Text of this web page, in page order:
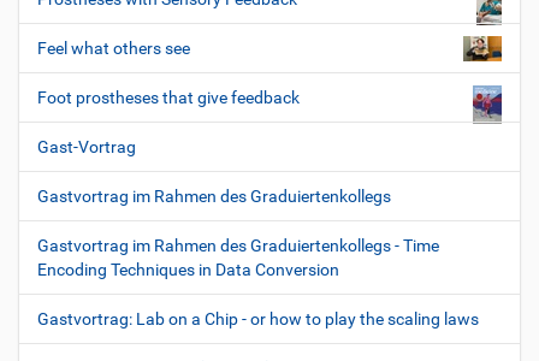
Feel what others see
Foot prostheses that give feedback
Gast-Vortrag
Gastvortrag im Rahmen des Graduiertenkollegs
Gastvortrag im Rahmen des Graduiertenkollegs - Time
Encoding Techniques in Data Conversion
Gastvortrag: Lab on a Chip - or how to play the scaling laws